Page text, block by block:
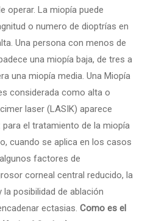
operar. La miopía puede
o numero de dioptrías en
Una persona con menos de
una miopía baja, de tres a
una miopía media. Una Miopía
considerada como alta o
laser (LASIK) aparece
el tratamiento de la miopía
cuando se aplica en los casos
factores de
corneal central reducido, la
posibilidad de ablación
ectasias. Como es el